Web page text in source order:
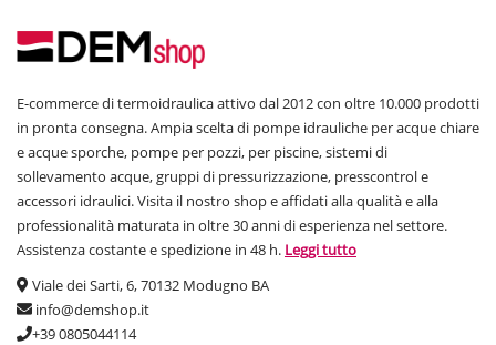
E-commerce di termoidraulica attivo dal 2012 con oltre 10.000 prodotti
in pronta consegna. Ampia scelta di pompe idrauliche per acque chiare
e acque sporche, pompe per pozzi, per piscine, sistemi di
sollevamento acque, gruppi di pressurizzazione, presscontrol e
accessori idraulici. Visita il nostro shop e affidati alla qualità e alla
professionalità maturata in oltre 30 anni di esperienza nel settore.
Assistenza costante e spedizione in 48 h. Leggi tutto
Viale dei Sarti, 6, 70132 Modugno BA
info@demshop.it
+39 0805044114